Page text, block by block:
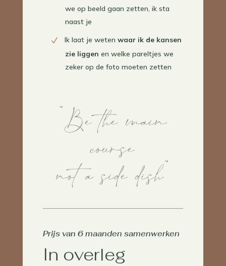
we op beeld gaan zetten, ik sta
naast je
Ik laat je weten waar ik de kansen
zie liggen en welke pareltjes we
zeker op de foto moeten zetten
“Be the main
course
not a side dish”⁠
Prijs van 6 maanden samenwerken
In overleg